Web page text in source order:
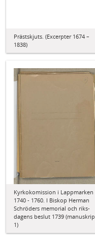
Prästskjuts. (Excerpter 1674 –
1838)
Kyrkokomission i Lappmarken
1740 - 1760. I Biskop Herman
Schröders memorial och riks-
dagens beslut 1739
1)